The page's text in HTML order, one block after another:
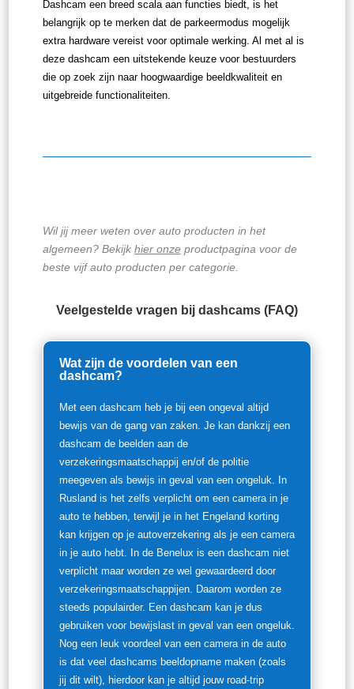
Dashcam een breed scala aan functies biedt, is het
belangrijk op te merken dat de parkeermodus mogelijk
extra hardware vereist voor optimale werking. Al met al is
deze dashcam een uitstekende keuze voor bestuurders
die op zoek zijn naar hoogwaardige beeldkwaliteit en
uitgebreide functionaliteiten.
Wil jij meer weten over auto producten in het
algemeen? Bekijk hier onzeproductpagina voor de
beste vijf auto producten per categorie.
Veelgestelde vragen bij dashcams (FAQ)
Wat zijn de voordelen van een
dashcam?
Met een dashcam heb je bij een ongeval altijd
bewijs van de gang van zaken. Je kan dankzij een
dashcam de beelden aan de
verzekeringsmaatschappij en/of de politie
meegeven als bewijs in geval van een ongeluk. In
Rusland is het zelfs verplicht om een ​​camera in je
auto te hebben, terwijl je in het Engeland korting
kan krijgen op je autoverzekering als je een camera
in je auto hebt. In de Benelux is een dashcam niet
verplicht maar worden ze wel gewaardeerd door
verzekeringsmaatschappijen. Daarom worden ze
steeds populairder. Een dashcam kan je dus
gebruiken voor bewijslast in geval van een ongeluk.
Nog een leuk voordeel van een camera in de auto
is dat veel dashcams beeldopname maken (zoals
jij dit wilt), hierdoor kan je altijd jouw road-trip